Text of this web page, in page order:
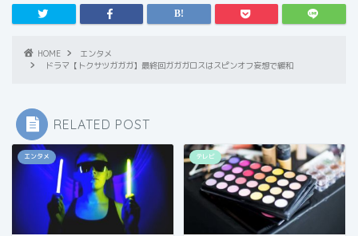
HOME
エンタメ
ドラマ【トクサツガガガ】最終回ガガガロスはスピンオフ妄想で緩和
RELATED POST
エンタメ テレビ